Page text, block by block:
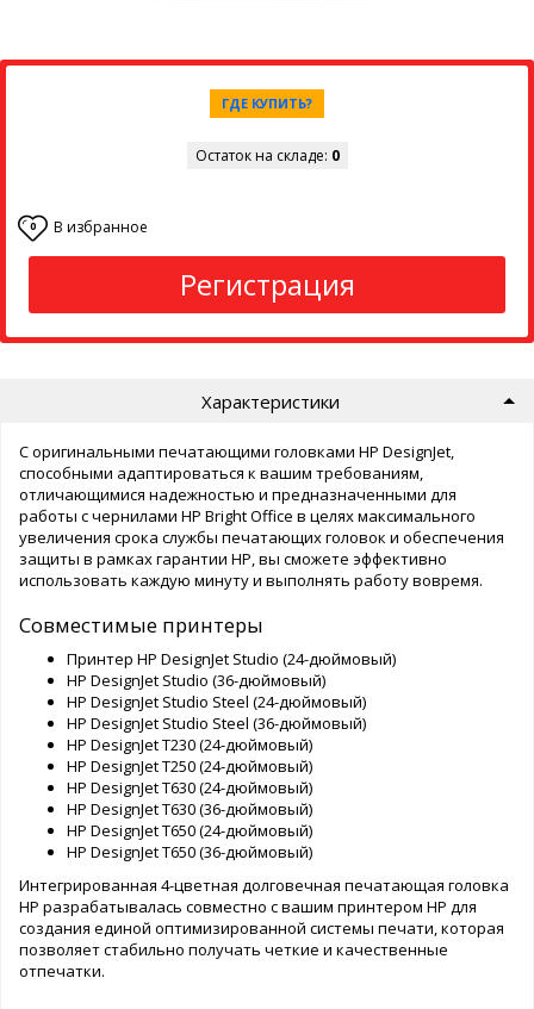
ГДЕ КУПИТЬ?
Остаток на складе: 0
0 В избранное
Регистрация
Характеристики
С оригинальными печатающими головками HP DesignJet,
способными адаптироваться к вашим требованиям,
отличающимися надежностью и предназначенными для
работы с чернилами HP Bright Office в целях максимального
увеличения срока службы печатающих головок и обеспечения
защиты в рамках гарантии HP, вы сможете эффективно
использовать каждую минуту и выполнять работу вовремя.
Совместимые принтеры
Принтер HP DesignJet Studio (24-дюймовый)
HP DesignJet Studio (36-дюймовый)
HP DesignJet Studio Steel (24-дюймовый)
HP DesignJet Studio Steel (36-дюймовый)
HP DesignJet T230 (24-дюймовый)
HP DesignJet T250 (24-дюймовый)
HP DesignJet T630 (24-дюймовый)
HP DesignJet T630 (36-дюймовый)
HP DesignJet T650 (24-дюймовый)
HP DesignJet T650 (36-дюймовый)
Интегрированная 4-цветная долговечная печатающая головка
HP разрабатывалась совместно с вашим принтером HP для
создания единой оптимизированной системы печати, которая
позволяет стабильно получать четкие и качественные
отпечатки.